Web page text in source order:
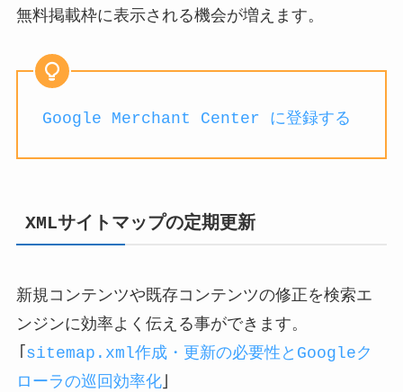
無料掲載枠に表示される機会が増えます。
Google Merchant Center に登録する
XMLサイトマップの定期更新
新規コンテンツや既存コンテンツの修正を検索エ
ンジンに効率よく伝える事ができます。
sitemap.xml作成・更新の必要性とGoogleク
ローラの巡回効率化」